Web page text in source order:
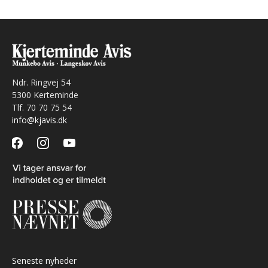
Ndr. Ringvej 54
5300 Kerteminde
Tlf. 70 70 75 54
info@kjavis.dk
facebookinstagramyoutube
Seneste nyheder